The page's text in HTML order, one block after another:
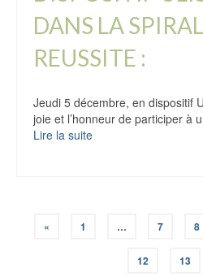
DANS LA
REUSSITE :
Jeudi 5 décembre, en dispositif
joie et l’honneur de participer à
Lire la suite
« 1 … 7 8
12 13